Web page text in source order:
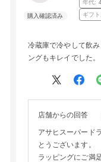
年代:
ギフ
冷蔵庫で冷やして飲
ングもキレイでした。
店舗からの回答
アサヒスーパード
とうございます。
ラッピングにご満